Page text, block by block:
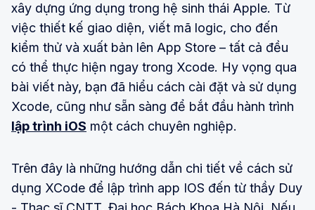
xây dựng ứng dụng trong hệ sinh thái Apple. Từ
việc thiết kế giao diện, viết mã logic, cho đến
kiểm thử và xuất bản lên App Store – tất cả đều
có thể thực hiện ngay trong Xcode. Hy vọng qua
bài viết này, bạn đã hiểu cách cài đặt và sử dụng
Xcode, cũng như sẵn sàng để bắt đầu hành trình
lập trình iOS một cách chuyên nghiệp.
Trên đây là những hướng dẫn chi tiết về cách sử
dụng XCode để lập trình app IOS đến từ thầy Duy